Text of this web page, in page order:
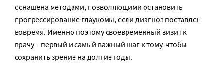
оснащена методами, позволяющими остановить
прогрессирование глаукомы, если диагноз поставлен
вовремя. Именно поэтому своевременный визит к
врачу – первый и самый важный шаг к тому, чтобы
сохранить зрение на долгие годы.